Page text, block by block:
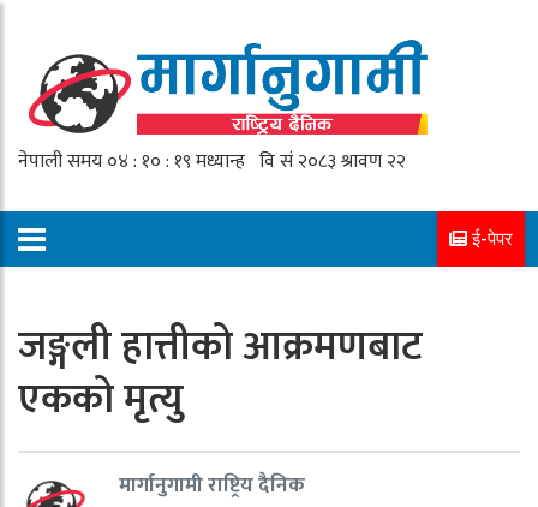
ई-पेपर
जङ्गली हात्तीको आक्रमणबाट
एकको मृत्यु
मार्गानुगामी राष्ट्रिय दैनिक